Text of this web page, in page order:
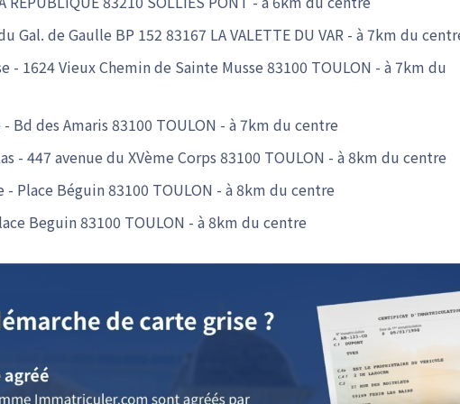
Gal. de Gaulle BP 152 83167 LA VALETTE DU VAR - à 7km du
- 1624 Vieux Chemin de Sainte Musse 83100 TOULON - à 7km du
Bd des Amaris 83100 TOULON - à 7km du centre
- 447 avenue du XVème Corps 83100 TOULON - à 8km du centre
Place Béguin 83100 TOULON - à 8km du centre
Beguin 83100 TOULON - à 8km du centre